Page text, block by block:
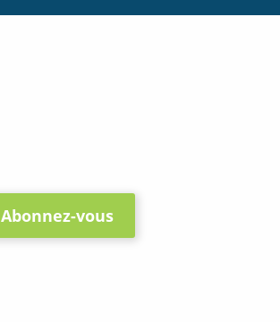
Abonnez-vous